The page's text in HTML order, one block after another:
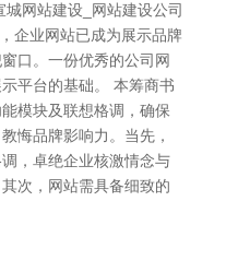
网站建设_网站建设公司
企业网站已成为展示品牌
口。一份优秀的公司网
平台的基础。 本筹商书
模块及联想格调，确保
悔品牌影响力。当先，
，卓绝企业核激情念与
次，网站需具备细致的